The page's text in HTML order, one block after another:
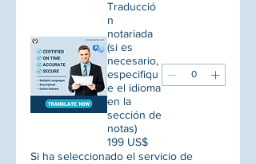
Traducció
n
notariada
(si es
necesario,
especifiqu
e el idioma
en la
sección de
notas)
199 US$
Si ha seleccionado el servicio de